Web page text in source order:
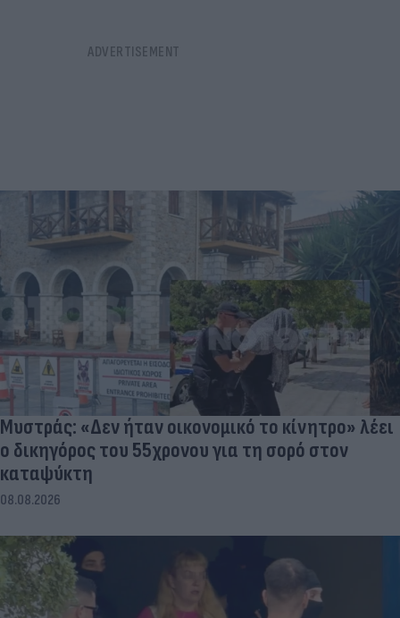
Μυστράς: «Δεν ήταν οικονομικό το κίνητρο» λέει
ο δικηγόρος του 55χρονου για τη σορό στον
καταψύκτη
08.08.2026